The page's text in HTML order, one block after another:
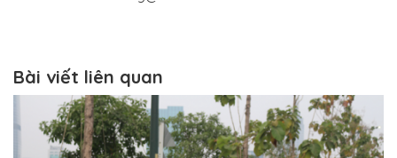
Bài viết liên quan